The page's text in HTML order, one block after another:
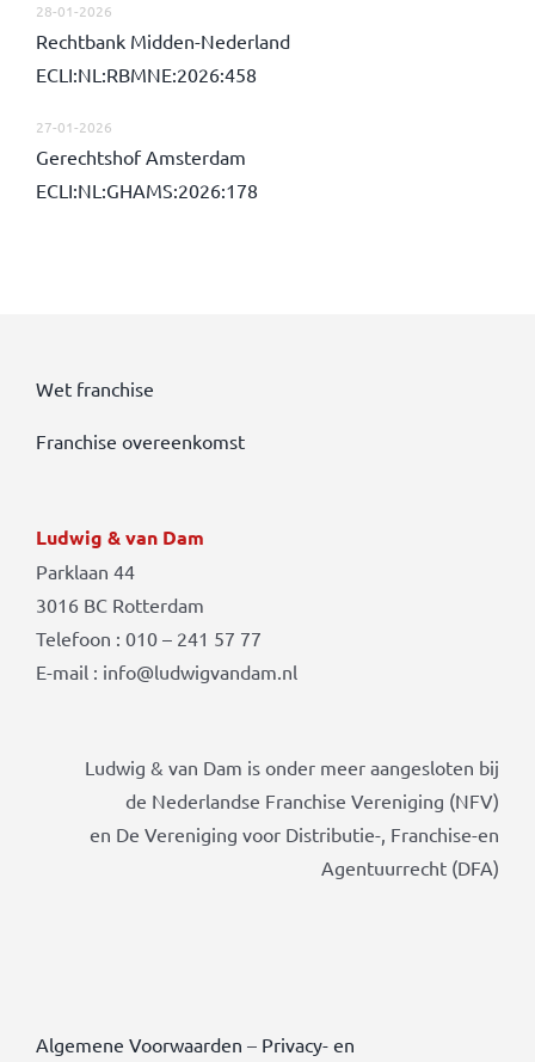
28-01-2026
Rechtbank Midden-Nederland
ECLI:NL:RBMNE:2026:458
27-01-2026
Gerechtshof Amsterdam
ECLI:NL:GHAMS:2026:178
Wet franchise
Franchise overeenkomst
Ludwig & van Dam
Parklaan 44
3016 BC Rotterdam
Telefoon : 010 – 241 57 77
E-mail : info@ludwigvandam.nl
Ludwig & van Dam is onder meer aangesloten bij
de Nederlandse Franchise Vereniging (NFV)
en De Vereniging voor Distributie-, Franchise-en
Agentuurrecht (DFA)
Algemene Voorwaarden – Privacy- en